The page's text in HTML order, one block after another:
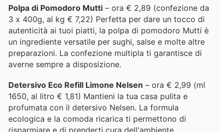
Polpa di Pomodoro Mutti – ora € 2,89 (confezione da
3 x 400g, al kg € 7,22) Perfetta per dare un tocco di
autenticità ai tuoi piatti, la polpa di pomodoro Mutti è
un ingrediente versatile per sughi, salse e molte altre
preparazioni. La confezione multipla ti garantisce di
averne sempre a disposizione.
Detersivo Eco Refill Limone Nelsen – ora € 2,99 (ml
1650, al litro € 1,81) Mantieni la tua casa pulita e
profumata con il detersivo Nelsen. La formula
ecologica e la comoda ricarica ti permettono di